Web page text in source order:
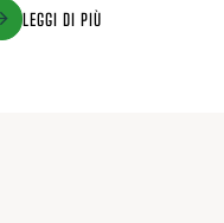
LEGGI DI PIÙ